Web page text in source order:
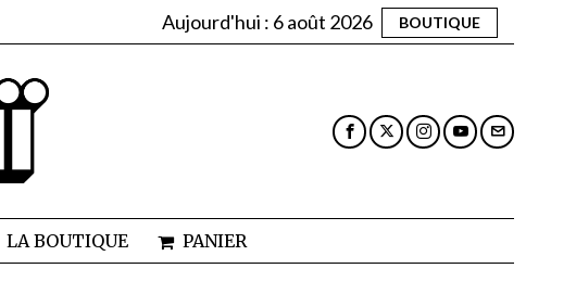
Aujourd'hui : 6 août 2026 BOUTIQUE
LA BOUTIQUE PANIER